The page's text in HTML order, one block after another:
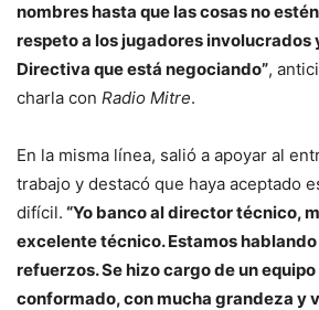
nombres hasta que las cosas no
respeto a los jugadores involucrados
Directiva que está negociando”,
charla con Radio Mitre.
En la misma línea, salió a apoyar al
trabajo y destacó que haya aceptado
difícil. “Yo banco al director técnico,
excelente técnico. Estamos
refuerzos. Se hizo cargo de un equipo
conformado, con mucha grandeza y